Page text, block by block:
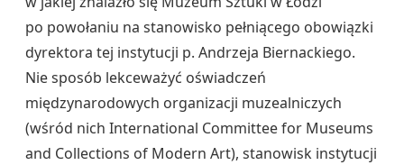
po powołaniu na stanowisko pełniącego obowiązki
dyrektora tej instytucji p. Andrzeja Biernackiego.
Nie sposób lekceważyć oświadczeń
międzynarodowych organizacji muzealniczych
(wśród nich International Committee for Museums
and Collections of Modern Art), stanowisk instytucji